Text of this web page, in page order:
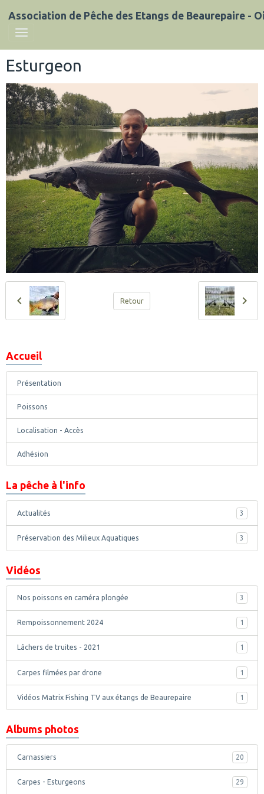
Association de Pêche des Etangs de Beaurepaire -
Esturgeon
Retour
Accueil
Présentation
Poissons
Localisation - Accès
Adhésion
La pêche à l'info
Actualités 3
Préservation des Milieux Aquatiques 3
Vidéos
Nos poissons en caméra plongée 3
Rempoissonnement 2024 1
Lâchers de truites - 2021 1
Carpes filmées par drone 1
Vidéos Matrix Fishing TV aux étangs de Beaurepaire 1
Albums photos
Carnassiers 20
Carpes - Esturgeons 29